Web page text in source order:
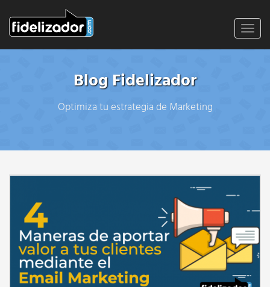
Blog Fidelizador
Optimiza tu estrategia de Marketing